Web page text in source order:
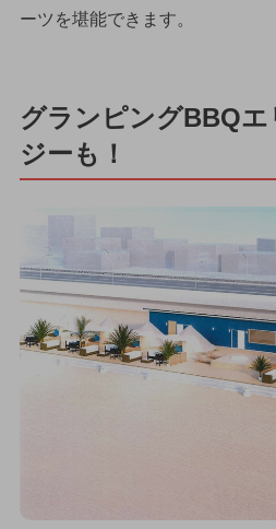
ーツを堪能できます。
グランピングBBQ
ジーも！